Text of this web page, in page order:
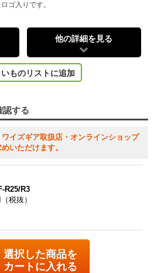
ゴ入りです。
他の詳細を見る
ものリストに追加
認する
イズギア取扱店・オンラインショップ
いただけます。
R25/R3
税抜）
選択した商品を
カートに入れる